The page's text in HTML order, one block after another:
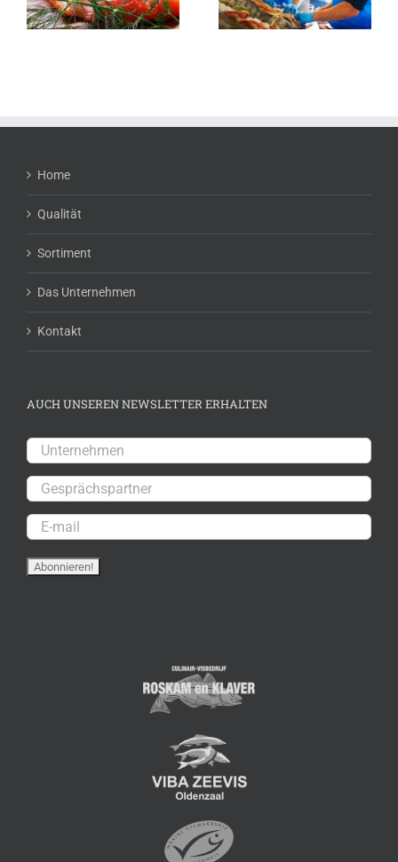
Home
Qualität
Sortiment
Das Unternehmen
Kontakt
AUCH UNSEREN NEWSLETTER ERHALTEN